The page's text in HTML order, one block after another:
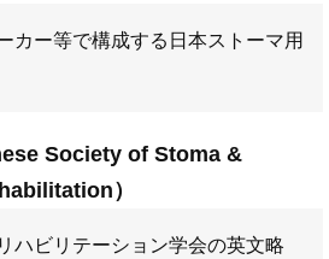
カー等で構成する日本ストーマ用
Society of Stoma &
）
ハビリテーション学会の英文略